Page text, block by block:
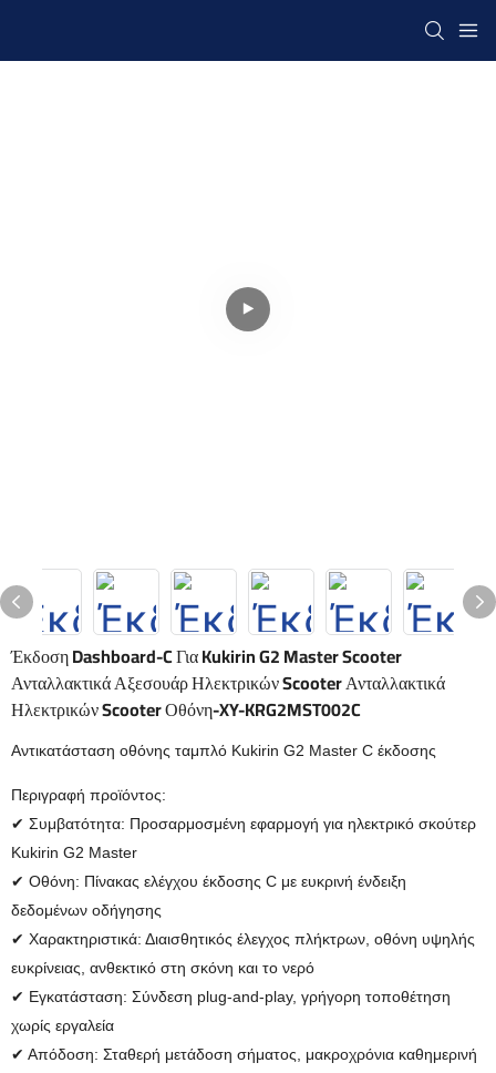
Έκδοση Dashboard-C Για Kukirin G2 Master Scooter
Ανταλλακτικά Αξεσουάρ Ηλεκτρικών Scooter Ανταλλακτικά
Ηλεκτρικών Scooter Οθόνη-XY-KRG2MST002C
Αντικατάσταση οθόνης ταμπλό Kukirin G2 Master C έκδοσης
Περιγραφή προϊόντος:
✔ Συμβατότητα: Προσαρμοσμένη εφαρμογή για ηλεκτρικό σκούτερ
Kukirin G2 Master
✔ Οθόνη: Πίνακας ελέγχου έκδοσης C με ευκρινή ένδειξη
δεδομένων οδήγησης
✔ Χαρακτηριστικά: Διαισθητικός έλεγχος πλήκτρων, οθόνη υψηλής
ευκρίνειας, ανθεκτικό στη σκόνη και το νερό
✔ Εγκατάσταση: Σύνδεση plug-and-play, γρήγορη τοποθέτηση
χωρίς εργαλεία
✔ Απόδοση: Σταθερή μετάδοση σήματος, μακροχρόνια καθημερινή